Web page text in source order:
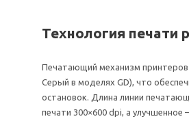
Технология печати
Печатающий механизм принтеров
Серый в моделях GD), что
остановок. Длина линии
печати 300×600 dpi, а улучшенное